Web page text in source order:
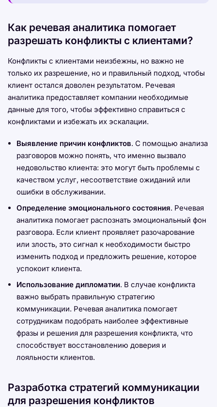
Как речевая аналитика помогает
разрешать конфликты с клиентами?
Конфликты с клиентами неизбежны, но важно не
только их разрешение, но и правильный подход, чтобы
клиент остался доволен результатом. Речевая
аналитика предоставляет компании необходимые
данные для того, чтобы эффективно справиться с
конфликтами и избежать их эскалации.
Выявление причин конфликтов. С помощью анализа
разговоров можно понять, что именно вызвало
недовольство клиента: это могут быть проблемы с
качеством услуг, несоответствие ожиданий или
ошибки в обслуживании.
Определение эмоционального состояния. Речевая
аналитика помогает распознать эмоциональный фон
разговора. Если клиент проявляет разочарование
или злость, это сигнал к необходимости быстро
изменить подход и предложить решение, которое
успокоит клиента.
Использование дипломатии. В случае конфликта
важно выбрать правильную стратегию
коммуникации. Речевая аналитика помогает
сотрудникам подобрать наиболее эффективные
фразы и решения для разрешения конфликта, что
способствует восстановлению доверия и
лояльности клиентов.
Разработка стратегий коммуникации
для разрешения конфликтов